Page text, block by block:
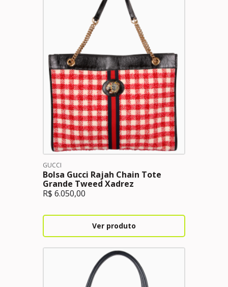
GUCCI
Bolsa Gucci Rajah Chain Tote
Grande Tweed Xadrez
R$ 6.050,00
Ver produto